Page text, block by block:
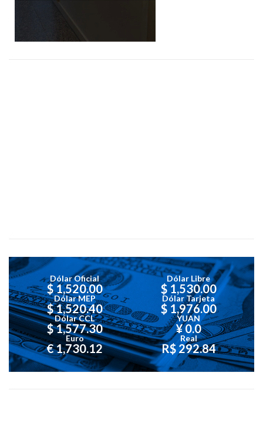
Dólar Oficial
$ 1,520.00
Dólar Libre
$ 1,530.00
Dólar MEP
$ 1,520.40
Dólar Tarjeta
$ 1,976.00
Dólar CCL
$ 1,577.30
YUAN
¥ 0.0
Euro
€ 1,730.12
Real
R$ 292.84